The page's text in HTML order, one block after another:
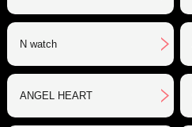
N watch
ANGEL HEART